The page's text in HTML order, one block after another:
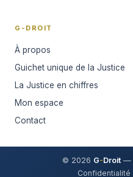
G-DROIT
À propos
Guichet unique de la Justice
La Justice en chiffres
Mon espace
Contact
© 2026 G-Droit—
Confidentialité